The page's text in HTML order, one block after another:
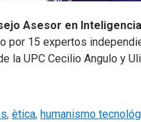
Asesor en
por 15 expertos
la UPC Cecilio Angulo y
, ètica, humanismo